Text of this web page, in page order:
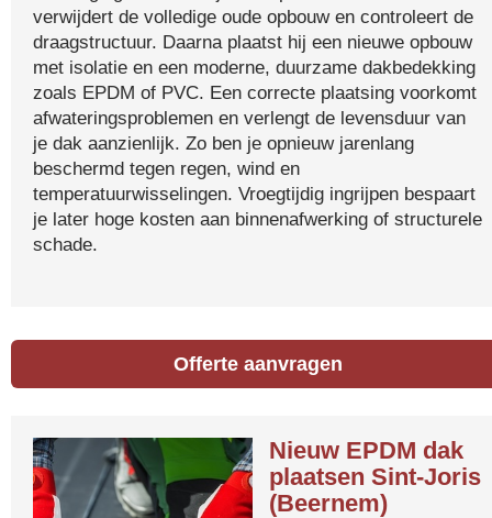
verwijdert de volledige oude opbouw en controleert de
draagstructuur. Daarna plaatst hij een nieuwe opbouw
met isolatie en een moderne, duurzame dakbedekking
zoals EPDM of PVC. Een correcte plaatsing voorkomt
afwateringsproblemen en verlengt de levensduur van
je dak aanzienlijk. Zo ben je opnieuw jarenlang
beschermd tegen regen, wind en
temperatuurwisselingen. Vroegtijdig ingrijpen bespaart
je later hoge kosten aan binnenafwerking of structurele
schade.
Offerte aanvragen
Nieuw EPDM dak
plaatsen Sint-Joris
(Beernem)